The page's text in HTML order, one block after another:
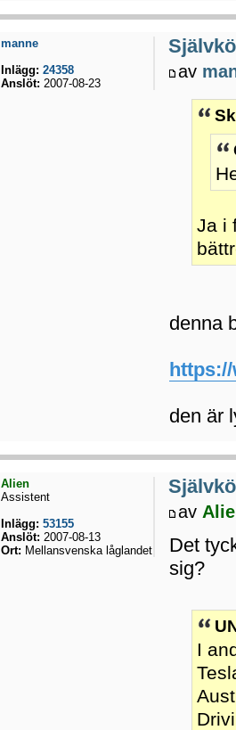
av
Ja i
denna
den är
manne
Inlägg: 24358
Anslöt: 2007-08-23
av
Det
sig?
I
Alien
Assistent
Inlägg: 53155
Anslöt: 2007-08-13
Ort: Mellansvenska låglandet